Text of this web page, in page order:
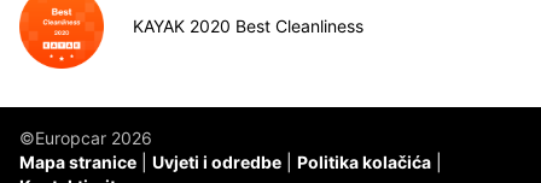
KAYAK 2020 Best Cleanliness
©Europcar 2026
Mapa stranice
Uvjeti i odredbe
Politika kolačića